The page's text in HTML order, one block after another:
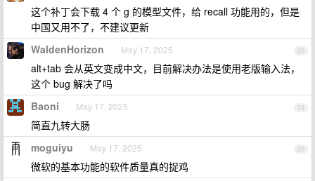
这个补丁会下载 4 个 g 的模型文件，给 recall 功能用的，但是
中国又用不了，不建议更新
23
WaldenHorizon May 17, 2025
alt+tab 会从英文变成中文，目前解决办法是使用老版输入法，
这个 bug 解决了吗
24
Baoni May 17, 2025
简直九转大肠
25
moguiyu May 17, 2025
微软的基本功能的软件质量真的捉鸡